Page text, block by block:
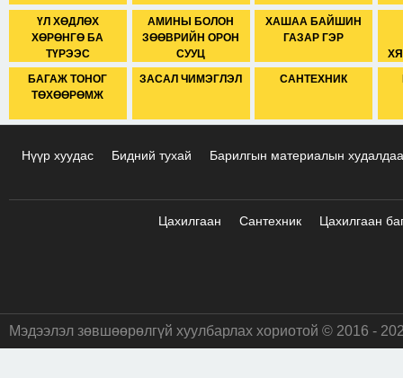
ҮЛ ХӨДЛӨХ
ХӨРӨНГӨ БА
ТҮРЭЭС
АМИНЫ БОЛОН
ЗӨӨВРИЙН ОРОН
СУУЦ
ХАШАА БАЙШИН
ГАЗАР ГЭР
БАГАЖ ТОНОГ
ТӨХӨӨРӨМЖ
ЗАСАЛ ЧИМЭГЛЭЛ САНТЕХНИК
Нүүр хуудас Бидний тухай Барилгын материалын
Цахилгаан Сантехник Цахилгаан
Мэдээлэл зөвшөөрөлгүй хуулбарлах хориотой © 2016 -